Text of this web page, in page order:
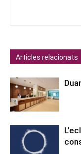
Articles relacionats